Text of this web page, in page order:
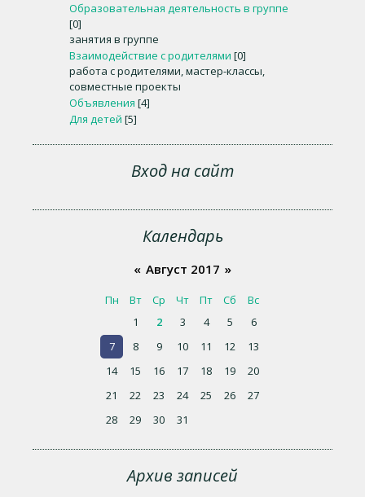
Образовательная деятельность в группе
[0]
занятия в группе
Взаимодействие с родителями [0]
работа с родителями, мастер-классы,
совместные проекты
Объявления [4]
Для детей [5]
Вход на сайт
Календарь
« Август 2017 »
Пн Вт Ср Чт Пт Сб
Вс
1
2 3 4 5
6
7
8 9 10 11 12
13
14
15 16 17 18 19
20
21
22 23 24 25 26
27
28
29 30 31
Архив записей